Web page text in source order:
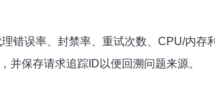
错误率、封禁率、重试次数、CPU/内存
并保存请求追踪ID以便回溯问题来源。